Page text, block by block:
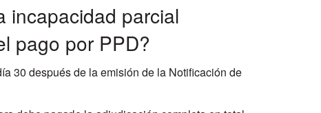
incapacidad parcial
pago por PPD?
30 después de la emisión de la Notificación de